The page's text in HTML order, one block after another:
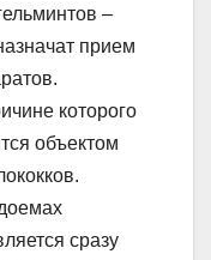
–
прием
которого
объектом
сразу